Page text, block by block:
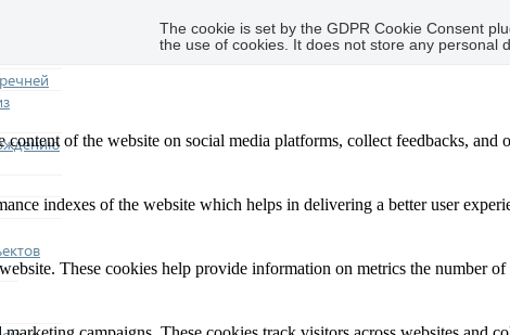
The cookie is set by the GDPR Cookie Consent
the use of cookies. It does not store any personal
of the website on social media platforms, collect feedbacks, and
indexes of the website which helps in delivering a better user
These cookies help provide information on metrics the number